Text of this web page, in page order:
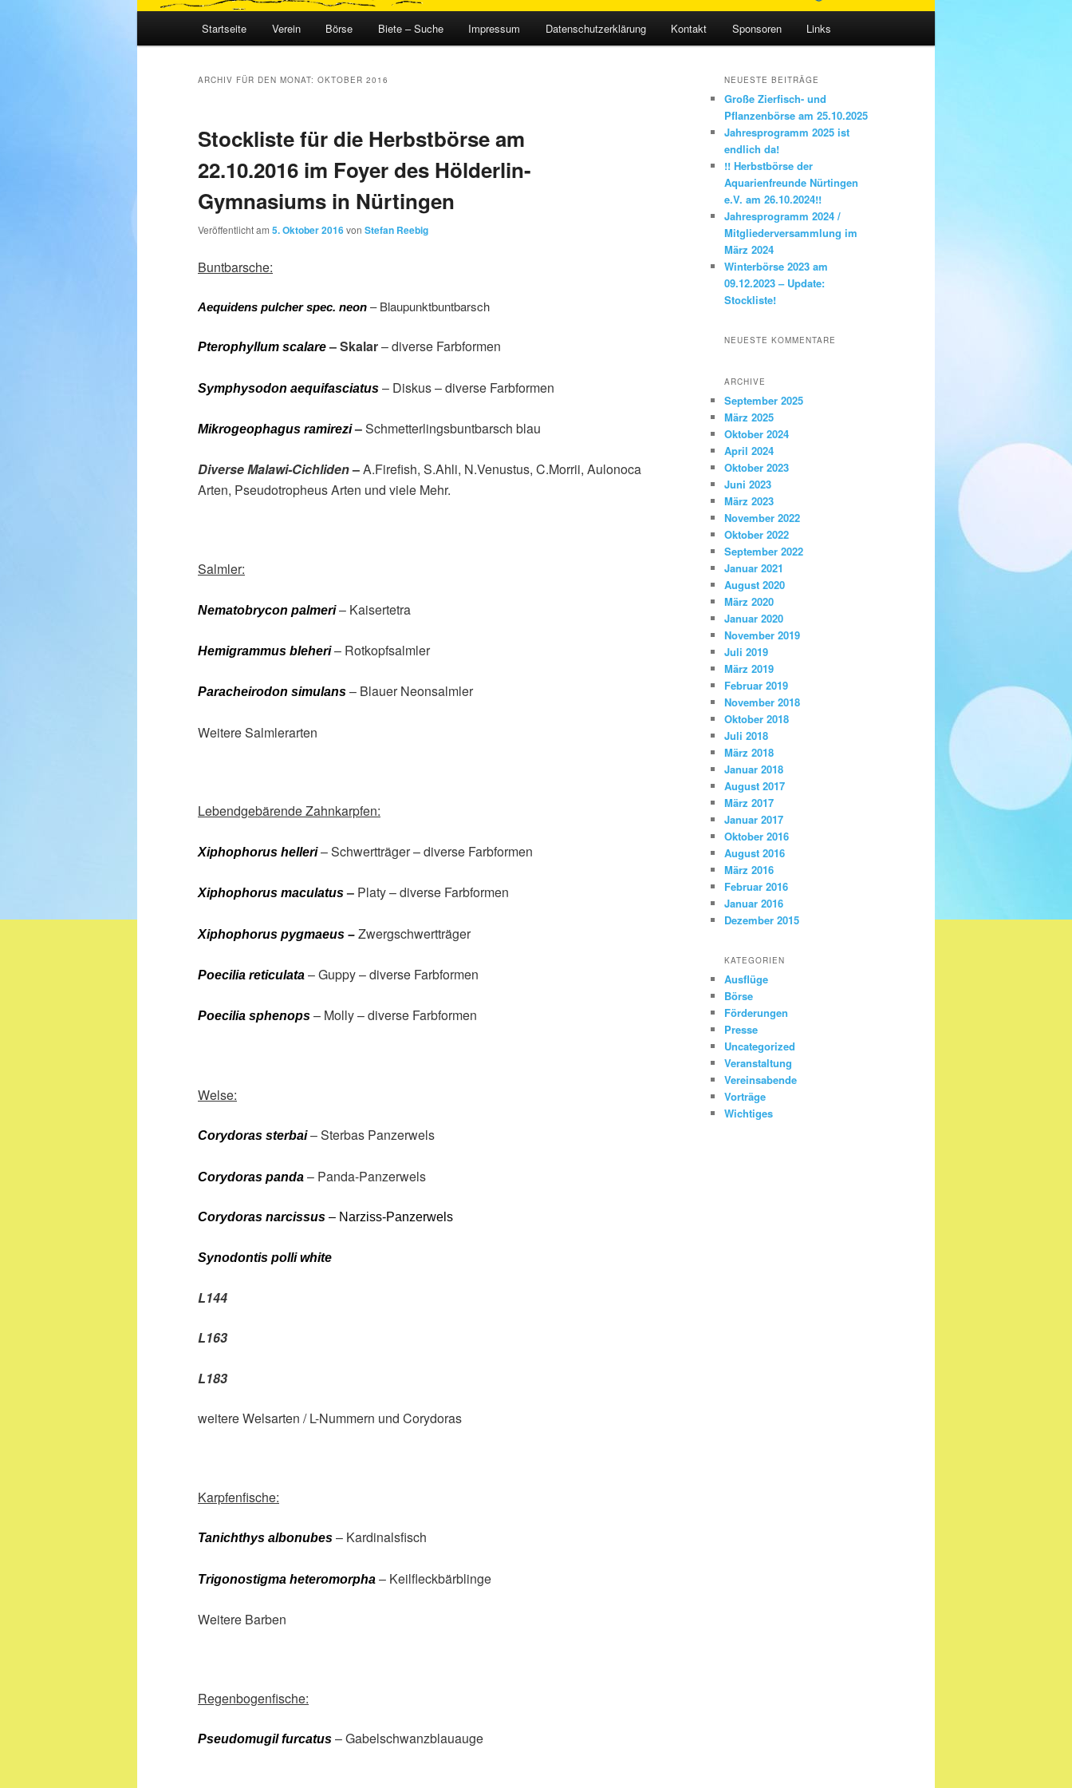
Startseite Verein Börse Biete – Suche Impressum Datenschutzerklärung Kontakt Sponsoren Links
ARCHIV FÜR DEN MONAT: OKTOBER 2016
Stockliste für die Herbstbörse am
22.10.2016 im Foyer des Hölderlin-
Gymnasiums in Nürtingen
Veröffentlicht am 5. Oktober 2016von Stefan Reebig
Buntbarsche:
Aequidens pulcher spec. neon – Blaupunktbuntbarsch
Pterophyllum scalare– Skalar– diverse Farbformen
Symphysodon aequifasciatus – Diskus – diverse Farbformen
Mikrogeophagus ramirezi–Schmetterlingsbuntbarsch blau
Diverse Malawi-Cichliden–A.Firefish, S.Ahli, N.Venustus, C.Morrii, Aulonoca
Arten, Pseudotropheus Arten und viele Mehr.
Salmler:
Nematobrycon palmeri– Kaisertetra
Hemigrammus bleheri – Rotkopfsalmler
Paracheirodon simulans – Blauer Neonsalmler
Weitere Salmlerarten
Lebendgebärende Zahnkarpfen:
Xiphophorus helleri – Schwertträger – diverse Farbformen
Xiphophorus maculatus– Platy – diverse Farbformen
Xiphophorus pygmaeus – Zwergschwertträger
Poecilia reticulata – Guppy – diverse Farbformen
Poecilia sphenops – Molly – diverse Farbformen
Welse:
Corydoras sterbai– Sterbas Panzerwels
Corydoras panda – Panda-Panzerwels
Corydoras narcissus – Narziss-Panzerwels
Synodontis polli white
L144
L163
L183
weitere Welsarten / L-Nummern und Corydoras
Karpfenfische:
Tanichthys albonubes – Kardinalsfisch
Trigonostigma heteromorpha – Keilfleckbärblinge
Weitere Barben
Regenbogenfische:
Pseudomugil furcatus – Gabelschwanzblauauge
NEUESTE BEITRÄGE
Große Zierfisch- und
Pflanzenbörse am 25.10.2025
Jahresprogramm 2025 ist
endlich da!
!! Herbstbörse der
Aquarienfreunde Nürtingen
e.V. am 26.10.2024!!
Jahresprogramm 2024 /
Mitgliederversammlung im
März 2024
Winterbörse 2023 am
09.12.2023 – Update:
Stockliste!
NEUESTE KOMMENTARE
ARCHIVE
September 2025
März 2025
Oktober 2024
April 2024
Oktober 2023
Juni 2023
März 2023
November 2022
Oktober 2022
September 2022
Januar 2021
August 2020
März 2020
Januar 2020
November 2019
Juli 2019
März 2019
Februar 2019
November 2018
Oktober 2018
Juli 2018
März 2018
Januar 2018
August 2017
März 2017
Januar 2017
Oktober 2016
August 2016
März 2016
Februar 2016
Januar 2016
Dezember 2015
KATEGORIEN
Ausflüge
Börse
Förderungen
Presse
Uncategorized
Veranstaltung
Vereinsabende
Vorträge
Wichtiges